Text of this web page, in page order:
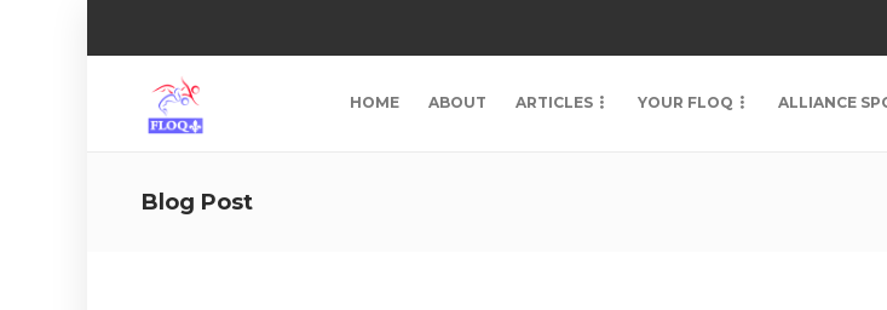
HOME ABOUT ARTICLES YOUR FLOQ ALLIANCE
Blog Post